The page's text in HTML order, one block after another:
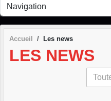
Accueil Les news
LES NEWS